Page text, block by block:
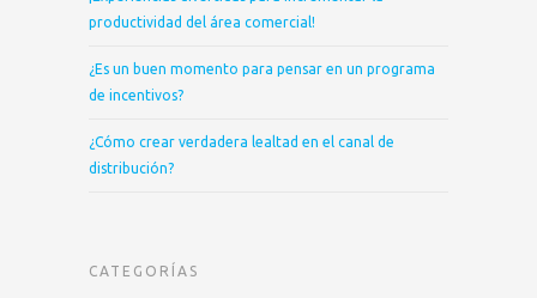
productividad del área comercial!
¿Es un buen momento para pensar en un programa
de incentivos?
¿Cómo crear verdadera lealtad en el canal de
distribución?
CATEGORÍAS